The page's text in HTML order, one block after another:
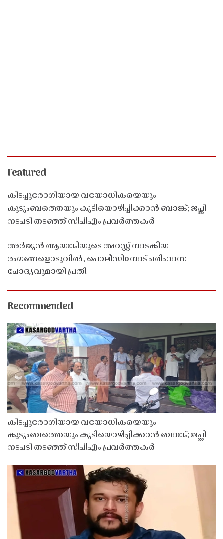
Featured
കിടപ്പുരോഗിയായ വയോധികയെയും
കുടുംബത്തെയും കുടിയൊഴിപ്പിക്കാൻ ബാങ്ക്; ജപ്തി
നടപടി തടഞ്ഞ് സിപിഎം പ്രവർത്തകർ
അർജുൻ ആയങ്കിയുടെ അറസ്റ്റ് നാടകീയ
രംഗങ്ങളൊടുവിൽ, പൊലീസിനോട് പരിഹാസ
ചോദ്യവുമായി പ്രതി
Recommended
കിടപ്പുരോഗിയായ വയോധികയെയും
കുടുംബത്തെയും കുടിയൊഴിപ്പിക്കാൻ ബാങ്ക്; ജപ്തി
നടപടി തടഞ്ഞ് സിപിഎം പ്രവർത്തകർ